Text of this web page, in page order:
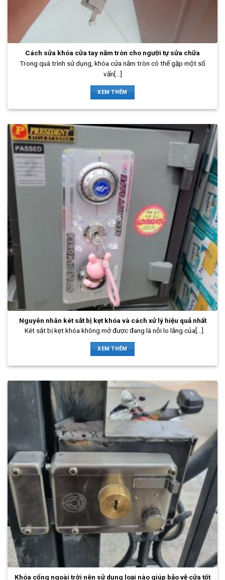
Cách sửa khóa cửa tay nắm tròn cho người tự sửa chữa
Trong quá trình sử dụng, khóa cửa nắm tròn có thể gặp một số
vấn[...]
XEM THÊM
Nguyên nhân két sắt bị kẹt khóa và cách xử lý hiệu quả nhất
Két sắt bị kẹt khóa không mở được đang là nỗi lo lắng của[...]
XEM THÊM
Khóa cổng ngoài trời nên sử dụng loại nào giúp bảo vệ cửa tốt